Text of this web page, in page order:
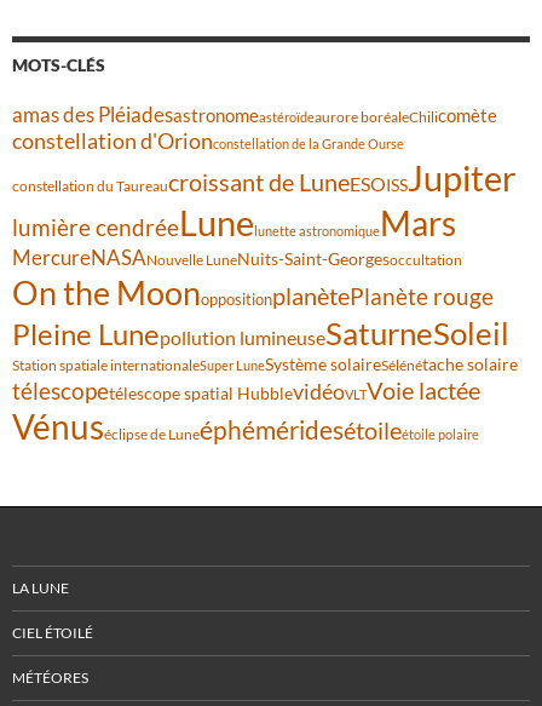
MOTS-CLÉS
amas des Pléiadesastronomeastéroïdeaurore boréaleChilicomète
constellation d'Orionconstellation de la Grande Ourse
constellation du Taureaucroissant de LuneESOISSJupiter
lumière cendréeLune lunette astronomiqueMars
MercureNASANouvelle LuneNuits-Saint-Georgesoccultation
On the MoonoppositionplanètePlanète rouge
Pleine Lunepollution lumineuseSaturneSoleil
Station spatiale internationaleSuper LuneSystème solaireSélénétache solaire
télescopetélescope spatial HubblevidéoVLTVoie lactée
Vénuséclipse de Luneéphéméridesétoileétoile polaire
LA LUNE
CIEL ÉTOILÉ
MÉTÉORES